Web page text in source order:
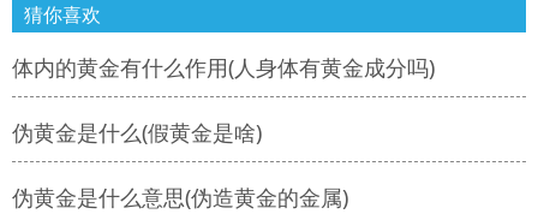
猜你喜欢
体内的黄金有什么作用(人身体有黄金成分吗)
伪黄金是什么(假黄金是啥)
伪黄金是什么意思(伪造黄金的金属)